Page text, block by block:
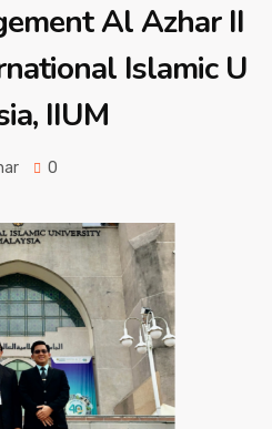
Al Azhar II
Islamic U
IIUM
0